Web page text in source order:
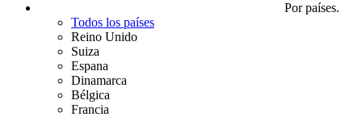
Por países.
Todos los países
Reino Unido
Suiza
Espana
Dinamarca
Bélgica
Francia